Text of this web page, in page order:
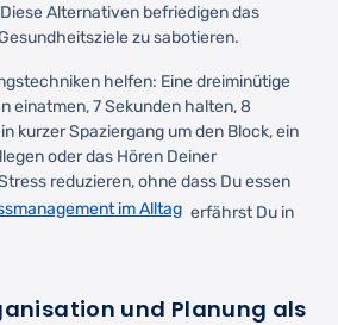
Alternativen befriedigen das
zu sabotieren.
helfen: Eine dreiminütige
einatmen, 7 Sekunden halten, 8
kurzer Spaziergang um den Block, ein
oder das Hören Deiner
reduzieren, ohne dass Du essen
im Alltag erfährst Du in
und Planung als